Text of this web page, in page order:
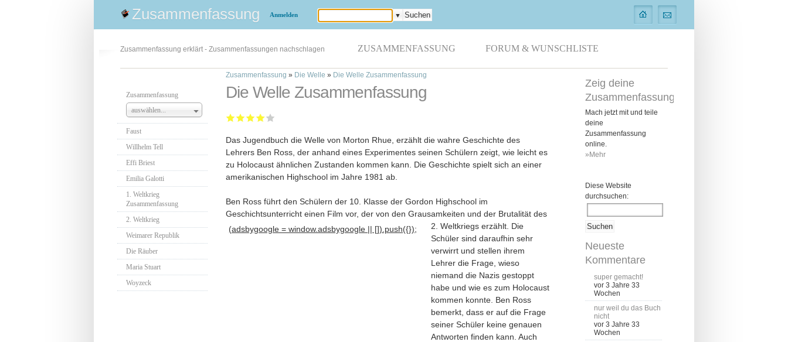
Zusammenfassung Anmelden ▼
Zusammenfassung erklärt - Zusammenfassungen nachschlagen ZUSAMMENFASSUNG FORUM & WUNSCHLISTE
Zusammenfassung
auswählen...
Faust
Willhelm Tell
Effi Briest
Emilia Galotti
1. Weltkrieg
Zusammenfassung
2. Weltkrieg
Weimarer Republik
Die Räuber
Maria Stuart
Woyzeck
Zusammenfassung » Die Welle » Die Welle Zusammenfassung
Die Welle Zusammenfassung
Das Jugendbuch die Welle von Morton Rhue, erzählt die wahre Geschichte des
Lehrers Ben Ross, der anhand eines Experimentes seinen Schülern zeigt, wie leicht es
zu Holocaust ähnlichen Zustanden kommen kann. Die Geschichte spielt sich an einer
amerikanischen Highschool im Jahre 1981 ab.
Ben Ross führt den Schülern der 10. Klasse der Gordon Highschool im
Geschichtsunterricht einen Film vor, der von den Grausamkeiten und der Brutalität des
2
(adsbygoogle = window.adsbygoogle || []).push({});
. Weltkriegs erzählt. Die
Schüler sind daraufhin sehr
verwirrt und stellen ihrem
Lehrer die Frage, wieso
niemand die Nazis gestoppt
habe und wie es zum Holocaust
kommen konnte. Ben Ross
bemerkt, dass er auf die Frage
seiner Schüler keine genauen
Antworten finden kann. Auch
Zeig deine
Zusammenfassung
Mach jetzt mit und teile
deine
Zusammenfassung
online.
»Mehr
Diese Website
durchsuchen:
Neueste
Kommentare
super gemacht!
vor 3 Jahre 33
Wochen
nur weil du das Buch
nicht
vor 3 Jahre 33
Wochen